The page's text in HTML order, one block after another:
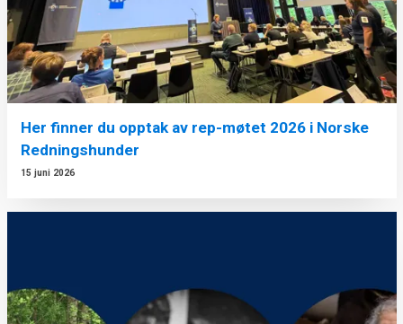
Her finner du opptak av rep-møtet 2026 i Norske
Redningshunder
15 juni 2026